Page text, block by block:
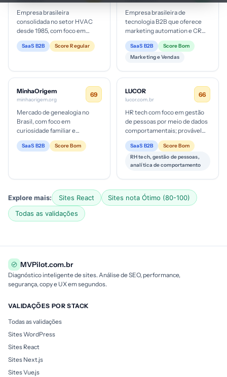
Empresa brasileira
consolidada no setor HVAC
desde 1985, com foco em
venda e instalação de
climatizadores, VRV e
SaaS B2B Score Regular
Empresa brasileira de
tecnologia B2B que oferece
marketing automation e CRM
com foco em IA/fluxos de
jornada; público-alvo mid-
market e e...
SaaS B2B
Score Bom
Marketing e Vendas
MinhaOrigem
minhaorigem.org
69
Mercado de genealogia no
Brasil, com foco em
curiosidade familiar e
descoberta de origens; ticket
provável para relatório
SaaS B2B Score Bom
LUCOR
lucor.com.br
66
HR tech com foco em gestão
de pessoas por meio de dados
comportamentais; provável
segmento B2B com venda
para empresas de pequeno a
grand...
SaaS B2B
Score Bom
RH tech, gestão de pessoas,
analítica de comportamento
Explore mais: Sites React
Sites nota Ótimo (80-100)
Todas as validações
MVPilot.com.br
Diagnóstico inteligente de sites. Análise de SEO, performance,
segurança, copy e UX em segundos.
VALIDAÇÕES POR STACK
Todas as validações
Sites WordPress
Sites React
Sites Next.js
Sites Vue.js